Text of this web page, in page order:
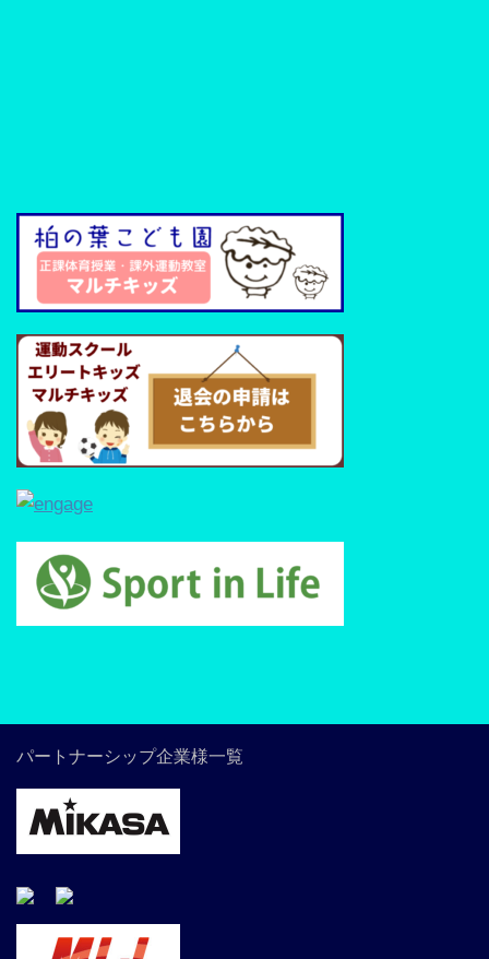
パートナーシップ企業様一覧